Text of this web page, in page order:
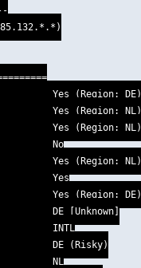
Yes (Region: DE)
Yes (Region: NL)
Yes (Region: NL)
No
Yes (Region: NL)
Yes
Yes (Region: DE)
DE [Unknown]
INTL
DE (Risky)
NL